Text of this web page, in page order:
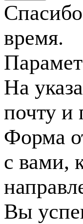
время.
На
почту и
Форма
с вами,
Вы